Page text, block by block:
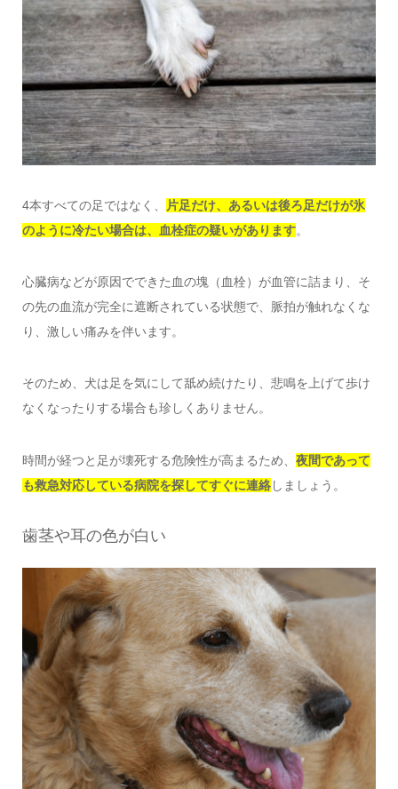
4本すべての足ではなく、
片足だけ、あるいは後ろ足だけが氷
のように冷たい場合は、血栓症の疑いがあります。
心臓病などが原因でできた血の塊（血栓）が血管に詰まり、そ
の先の血流が完全に遮断されている状態で、脈拍が触れなくな
り、激しい痛みを伴います。
そのため、犬は足を気にして舐め続けたり、悲鳴を上げて歩け
なくなったりする場合も珍しくありません。
時間が経つと足が壊死する危険性が高まるため、 夜間であって
も救急対応している病院を探してすぐに連絡しましょう。
歯茎や耳の色が白い